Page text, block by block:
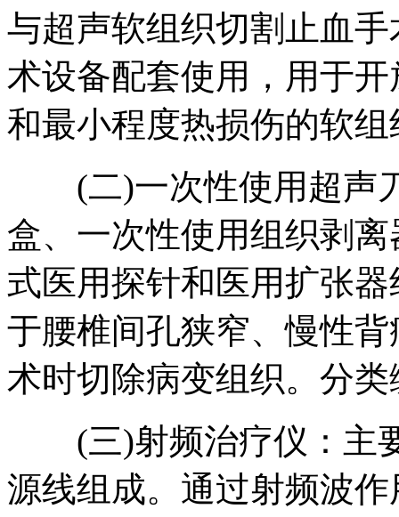
与超声软组织切割止血
术设备配套使用，用于
和最小程度热损伤的软
(二)一次性使用超声
盒、一次性使用组织剥
式医用探针和医用扩张
于腰椎间孔狭窄、慢性
术时切除病变组织。分类
(三)射频治疗仪：主
源线组成。通过射频波